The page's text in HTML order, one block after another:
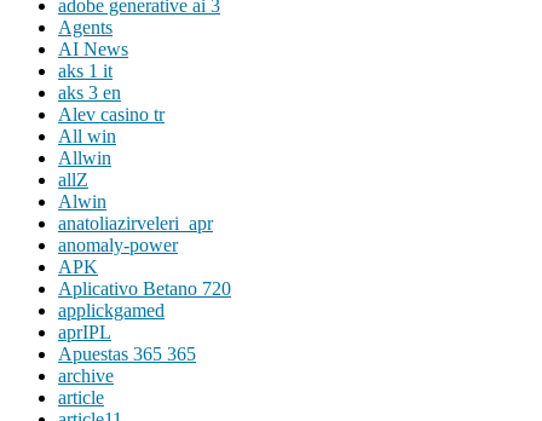
adobe generative ai 3
Agents
AI News
aks 1 it
aks 3 en
Alev casino tr
All win
Allwin
allZ
Alwin
anatoliazirveleri_apr
anomaly-power
APK
Aplicativo Betano 720
applickgamed
aprIPL
Apuestas 365 365
archive
article